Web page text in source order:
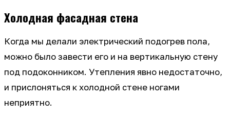
Холодная фасадная стена
Когда мы делали электрический подогрев пола,
можно было завести его и на вертикальную стену
под подоконником. Утепления явно недостаточно,
и прислоняться к холодной стене ногами
неприятно.